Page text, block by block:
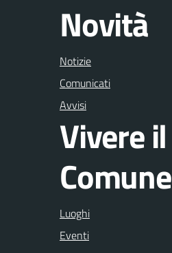
Novità
Notizie
Comunicati
Avvisi
Vivere il
Comune
Luoghi
Eventi